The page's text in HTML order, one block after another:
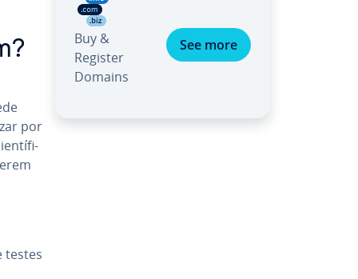
por
testes
Buy &
Register
Domains
See more